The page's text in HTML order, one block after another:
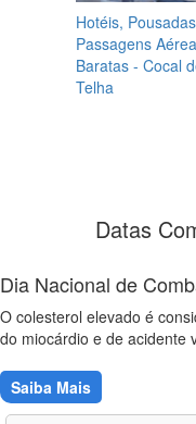
Hotéis,
Passagens
Baratas - Cocal
Telha
Datas
Dia Nacional de
O colesterol elevado é
do miocárdio e de acidente
Saiba Mais